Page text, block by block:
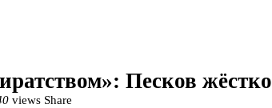
Песков
views Share